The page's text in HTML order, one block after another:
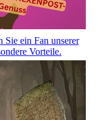
Sie ein Fan unserer
Vorteile.